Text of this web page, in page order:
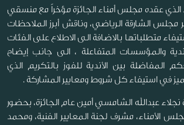
الذي عقده مجلس أمناء الجائزة مؤخراً مع منسقي
مجلس الشارقة الرياضي، وناقش أبرز الملاحظات
متطلباتها بالاضافة الى الاطلاع على الفئات
والمؤسسات المتفاعلة ، الى جانب إيضاح
المفاضلة بين الأندية للفوز بالتكريم الذي
في استيفاء كل شروط ومعايير المشاركة .
عبدالله الشامسي أمين عام الجائزة، بحضور
الأمناء، مشرف لجنة المعايير الفنية، ومحمد